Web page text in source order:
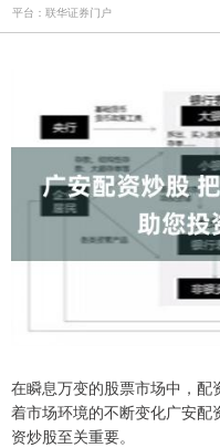
平台：联华证券门户
在瞬息万变的股票市场中，
着市场环境的不断变化广安
资炒股至关重要。